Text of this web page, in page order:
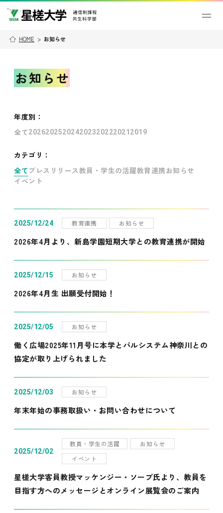
HOME > お知らせ
お知らせ
年度別 ：
全て202620252024202320222021 2019
カテゴリ：
全て プレスリリース教員・学生の活躍教育連携お知らせ
イベント
2025/12/24 教育連携 お知らせ
2026年4月より、新島学園短期大学との教育連携が開始
2025/12/15 お知らせ
2026年4月生 出願受付開始！
2025/12/05 お知らせ
働く広場2025年11月号に本学とパルシステム神奈川との
協定が取り上げられました
2025/12/03 お知らせ
年末年始の事務取扱い・お問い合わせについて
2025/12/02
教員・学生の活躍
お知らせ
イベント
星槎大学客員教授マッケンジー・ソープ氏より、教員を
目指す方へのメッセージとオンライン展覧会のご案内